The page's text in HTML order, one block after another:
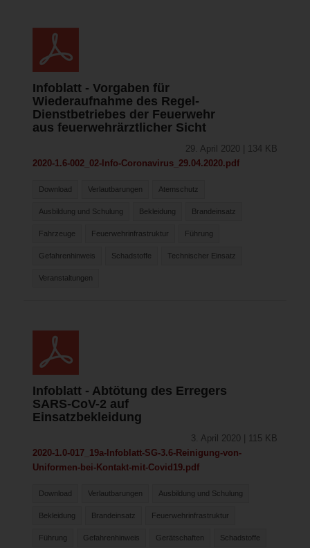
Infoblatt - Vorgaben für
Wiederaufnahme des Regel-
Dienstbetriebes der Feuerwehr
aus feuerwehrärztlicher Sicht
29. April 2020 | 134 KB
2020-1.6-002_02-Info-Coronavirus_29.04.2020.pdf
Download Verlautbarungen Atemschutz
Ausbildung und Schulung Bekleidung Brandeinsatz
Fahrzeuge Feuerwehrinfrastruktur Führung
Gefahrenhinweis Schadstoffe Technischer Einsatz
Veranstaltungen
Infoblatt - Abtötung des Erregers
SARS-CoV-2 auf
Einsatzbekleidung
3. April 2020 | 115 KB
2020-1.0-017_19a-Infoblatt-SG-3.6-Reinigung-von-
Uniformen-bei-Kontakt-mit-Covid19.pdf
Download Verlautbarungen Ausbildung und Schulung
Bekleidung Brandeinsatz Feuerwehrinfrastruktur
Führung Gefahrenhinweis Gerätschaften Schadstoffe